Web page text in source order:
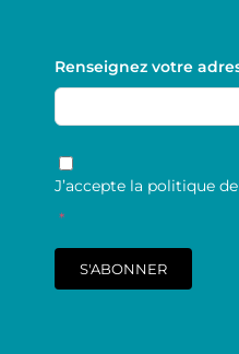
Renseignez votre
RGPD
J’accepte la politique
*
S'ABONNER